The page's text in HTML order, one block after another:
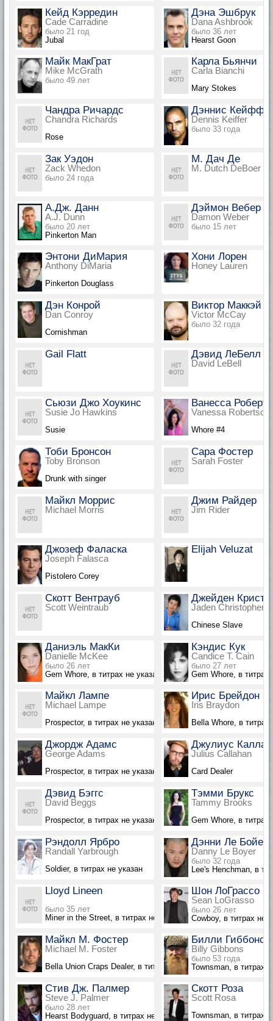
Кейд Кэрредин
Cade Carradine
было 21 год
Jubal
Дэна Эшбрук
Dana Ashbrook
было 36 лет
Hearst Goon
Майк МакГрат
Mike McGrath
было 49 лет
Карла Бьянчи
Carla Bianchi
Mary Stokes
Чандра Ричардс
Chandra Richards
Rose
Дэннис
Dennis Keiffer
было 33 года
Зак Уэдон
Zack Whedon
было 24 года
М. Дач Де
M. Dutch DeBoer
А.Дж. Данн
A.J. Dunn
было 20 лет
Pinkerton Man
Дэймон Вебер
Damon Weber
было 15 лет
Энтони ДиМария
Anthony DiMaria
Pinkerton Douglass
Хони Лорен
Honey Lauren
Дэн Конрой
Dan Conroy
Cornishman
Виктор Маккэй
Victor McCay
было 32 года
Gail Flatt Дэвид ЛеБелл
David LeBell
Сьюзи Джо Хоукинс
Susie Jo Hawkins
Susie
Ванесса
Vanessa Robertson
Whore #4
Тоби Бронсон
Toby Bronson
Drunk with singer
Сара Фостер
Sarah Foster
Майкл Моррис
Michael Morris
Джим Райдер
Jim Rider
Джозеф Фаласка
Joseph Falasca
Pistolero Corey
Elijah Veluzat
Скотт Вентрауб
Scott Weintraub
Джейден
Jaden Christopher
Chinese Slave
Даниэль МакКи
Danielle McKee
было 26 лет
Gem Whore, в титрах не указана
Кэндис Кук
Candice T. Cain
было 27 лет
Gem Whore, в титрах
Майкл Лампе
Michael Lampe
Prospector, в титрах не указан
Ирис Брейдон
Iris Braydon
Bella Whore, в титрах
Джордж Адамс
George Adams
Prospector, в титрах не указан
Джулиус
Julius Callahan
Card Dealer
Дэвид Бэггс
David Beggs
Prospector, в титрах не указан
Тэмми Брукс
Tammy Brooks
Gem Whore, в титрах
Рэндолл Ярбро
Randall Yarbrough
Soldier, в титрах не указан
Дэнни Ле Бойер
Danny Le Boyer
было 32 года
Lee's Henchman, в
Lloyd Lineen
было 35 лет
Miner in the Street, в титрах не указан
Шон ЛоГрассо
Sean LoGrasso
было 26 лет
Cowboy, в титрах не
Майкл М. Фостер
Michael M. Foster
Bella Union Craps Dealer, в титрах не указан
Билли Гиббонс
Billy Gibbons
было 53 года
Townsman, в титрах
Стив Дж. Палмер
Steve J. Palmer
было 28 лет
Hearst Bodyguard, в титрах не указан
Скотт Роза
Scott Rosa
Townsman, в титрах